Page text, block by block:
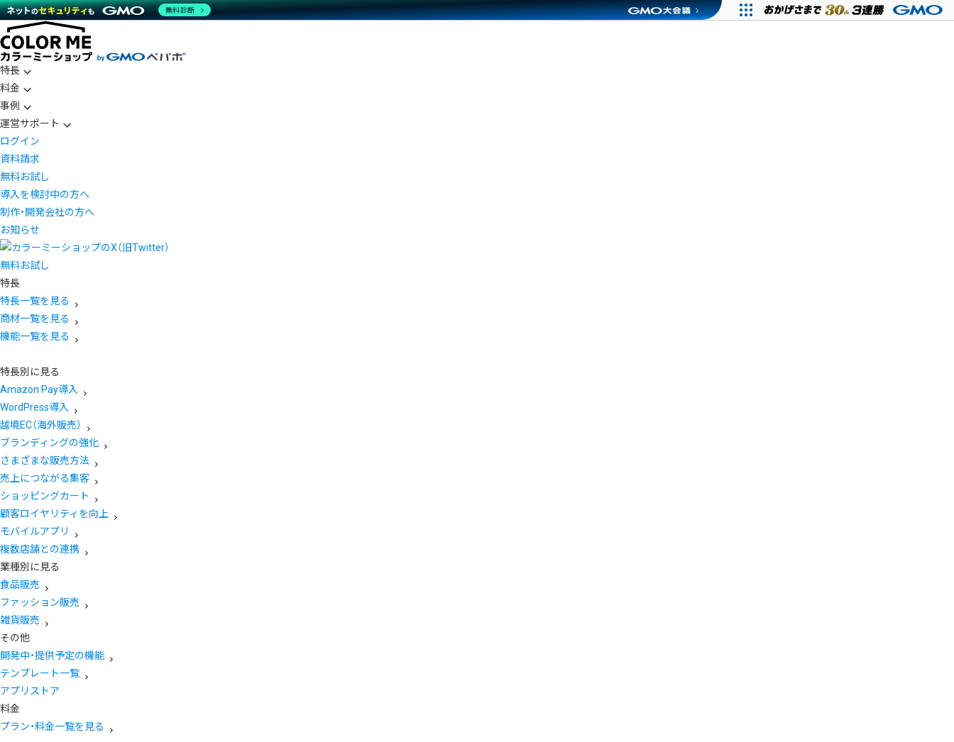
特長
料金
事例
運営サポート
ログイン
資料請求
無料お試し
導入を検討中の方へ
制作・開発会社の方へ
お知らせ
無料お試し
特長
特長一覧を見る
商材一覧を見る
機能一覧を見る
特長別に見る
Amazon Pay導入
WordPress導入
越境EC（海外販売）
ブランディングの強化
さまざまな販売方法
売上につながる集客
ショッピングカート
顧客ロイヤリティを向上
モバイルアプリ
複数店舗との連携
業種別に見る
食品販売
ファッション販売
雑貨販売
その他
開発中・提供予定の機能
テンプレート一覧
アプリストア
料金
プラン・料金一覧を見る
無料診断